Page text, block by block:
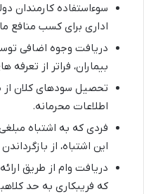
سوءاستفاده کارمندان
اداری برای کسب منافع
دریافت وجوه اضافی
بیماران، فراتر از تعرفه
تحصیل سودهای کلان از
اطلاعات محرمانه.
فردی که به اشتباه
این اشتباه، از
دریافت وام از طریق
که فریبکاری به حد